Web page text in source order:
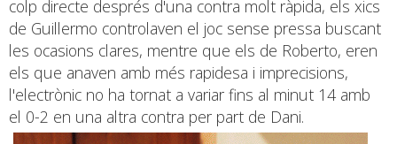
colp directe després d'una contra molt ràpida, els xics
de Guillermo controlaven el joc sense pressa buscant
les ocasions clares, mentre que els de Roberto, eren
els que anaven amb més rapidesa i imprecisions,
l'electrònic no ha tornat a variar fins al minut 14 amb
el 0-2 en una altra contra per part de Dani.